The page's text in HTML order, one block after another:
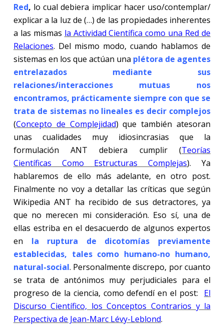
Red, lo cual debiera implicar hacer uso/contemplar/
explicar a la luz de (…) de las propiedades inherentes
a las mismas la Actividad Científica como una Red de
Relaciones. Del mismo modo, cuando hablamos de
sistemas en los que actúan una plétora de agentes
entrelazados mediante sus
relaciones/interacciones mutuas nos
encontramos, prácticamente siempre con que se
trata de sistemas no lineales es decir complejos
(Concepto de Complejidad) que también atesoran
unas cualidades muy idiosincrasias que la
formulación ANT debiera cumplir (Teorías
Científicas Como Estructuras Complejas). Ya
hablaremos de ello más adelante, en otro post.
Finalmente no voy a detallar las críticas que según
Wikipedia ANT ha recibido de sus detractores, ya
que no merecen mi consideración. Eso sí, una de
ellas estriba en el desacuerdo de algunos expertos
en la ruptura de dicotomías previamente
establecidas, tales como humano-no humano,
natural-social. Personalmente discrepo, por cuanto
se trata de antónimos muy perjudiciales para el
progreso de la ciencia, como defendí en el post: El
Discurso Científico, los Conceptos Contrarios y la
Perspectiva de Jean-Marc Lévy-Leblond.